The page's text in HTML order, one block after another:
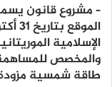
– مشروع قانون
الإسلامية
طاقة شمسية